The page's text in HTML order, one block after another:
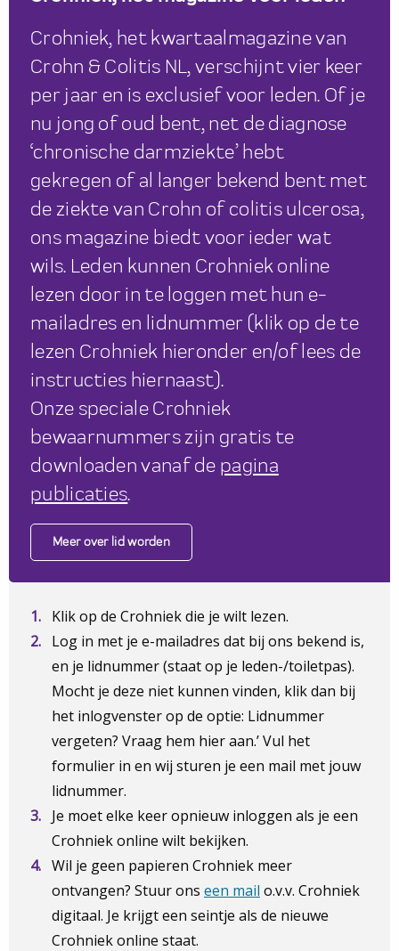
Crohniek, het kwartaalmagazine van
Crohn & Colitis NL, verschijnt vier keer
per jaar en is exclusief voor leden. Of je
nu jong of oud bent, net de diagnose
‘chronische darmziekte’ hebt
gekregen of al langer bekend bent met
de ziekte van Crohn of colitis ulcerosa,
ons magazine biedt voor ieder wat
wils. Leden kunnen Crohniek online
lezen door in te loggen met hun e-
mailadres en lidnummer (klik op de te
lezen Crohniek hieronder en/of lees de
instructies hiernaast).
Onze speciale Crohniek
bewaarnummers zijn gratis te
downloaden vanaf de pagina
publicaties.
Meer over lid worden
Klik op de Crohniek die je wilt lezen.
Log in met je e-mailadres dat bij ons bekend is,
en je lidnummer (staat op je leden-/toiletpas).
Mocht je deze niet kunnen vinden, klik dan bij
het inlogvenster op de optie: Lidnummer
vergeten? Vraag hem hier aan.’ Vul het
formulier in en wij sturen je een mail met jouw
lidnummer.
Je moet elke keer opnieuw inloggen als je een
Crohniek online wilt bekijken.
Wil je geen papieren Crohniek meer
ontvangen? Stuur ons een mail o.v.v. Crohniek
digitaal. Je krijgt een seintje als de nieuwe
Crohniek online staat.